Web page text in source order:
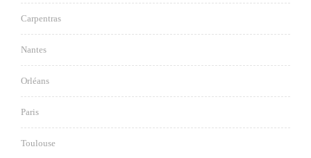
Carpentras
Nantes
Orléans
Paris
Toulouse